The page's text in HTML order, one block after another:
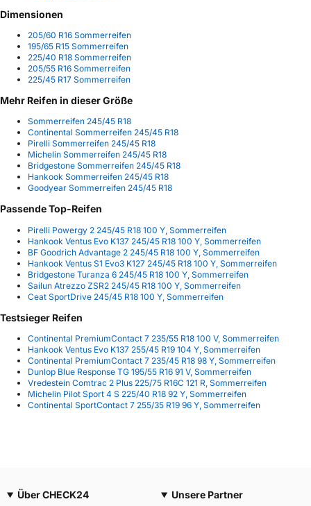
Dimensionen
205/60 R16 Sommerreifen
195/65 R15 Sommerreifen
225/40 R18 Sommerreifen
205/55 R16 Sommerreifen
225/45 R17 Sommerreifen
Mehr Reifen in dieser Größe
Sommerreifen 245/45 R18
Continental Sommerreifen 245/45 R18
Pirelli Sommerreifen 245/45 R18
Michelin Sommerreifen 245/45 R18
Bridgestone Sommerreifen 245/45 R18
Hankook Sommerreifen 245/45 R18
Goodyear Sommerreifen 245/45 R18
Passende Top-Reifen
Pirelli Powergy 2 245/45 R18 100 Y, Sommerreifen
Hankook Ventus Evo K137 245/45 R18 100 Y, Sommerreifen
BF Goodrich Advantage 2 245/45 R18 100 Y, Sommerreifen
Hankook Ventus S1 Evo3 K127 245/45 R18 100 Y, Sommerreifen
Bridgestone Turanza 6 245/45 R18 100 Y, Sommerreifen
Sailun Atrezzo ZSR2 245/45 R18 100 Y, Sommerreifen
Ceat SportDrive 245/45 R18 100 Y, Sommerreifen
Testsieger Reifen
Continental PremiumContact 7 235/55 R18 100 V, Sommerreifen
Hankook Ventus Evo K137 255/45 R19 104 Y, Sommerreifen
Continental PremiumContact 7 235/45 R18 98 Y, Sommerreifen
Dunlop Blue Response TG 195/55 R16 91 V, Sommerreifen
Vredestein Comtrac 2 Plus 225/75 R16C 121 R, Sommerreifen
Michelin Pilot Sport 4 S 225/40 R18 92 Y, Sommerreifen
Continental SportContact 7 255/35 R19 96 Y, Sommerreifen
Über CHECK24
Unsere Partner